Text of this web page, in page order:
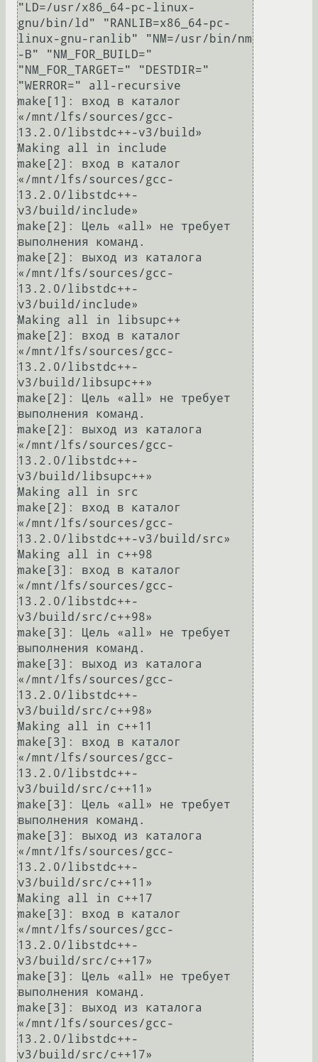
"LD=/usr/x86_64-pc-linux-
gnu/bin/ld" "RANLIB=x86_64-pc-
linux-gnu-ranlib" "NM=/usr/bin/nm
-B" "NM_FOR_BUILD="
"NM_FOR_TARGET=" "DESTDIR="
"WERROR=" all-recursive
make[1]: вход в каталог
«/mnt/lfs/sources/gcc-
13.2.0/libstdc++-v3/build»
Making all in include
make[2]: вход в каталог
«/mnt/lfs/sources/gcc-
13.2.0/libstdc++-
v3/build/include»
make[2]: Цель «all» не требует
выполнения команд.
make[2]: выход из каталога
«/mnt/lfs/sources/gcc-
13.2.0/libstdc++-
v3/build/include»
Making all in libsupc++
make[2]: вход в каталог
«/mnt/lfs/sources/gcc-
13.2.0/libstdc++-
v3/build/libsupc++»
make[2]: Цель «all» не требует
выполнения команд.
make[2]: выход из каталога
«/mnt/lfs/sources/gcc-
13.2.0/libstdc++-
v3/build/libsupc++»
Making all in src
make[2]: вход в каталог
«/mnt/lfs/sources/gcc-
13.2.0/libstdc++-v3/build/src»
Making all in c++98
make[3]: вход в каталог
«/mnt/lfs/sources/gcc-
13.2.0/libstdc++-
v3/build/src/c++98»
make[3]: Цель «all» не требует
выполнения команд.
make[3]: выход из каталога
«/mnt/lfs/sources/gcc-
13.2.0/libstdc++-
v3/build/src/c++98»
Making all in c++11
make[3]: вход в каталог
«/mnt/lfs/sources/gcc-
13.2.0/libstdc++-
v3/build/src/c++11»
make[3]: Цель «all» не требует
выполнения команд.
make[3]: выход из каталога
«/mnt/lfs/sources/gcc-
13.2.0/libstdc++-
v3/build/src/c++11»
Making all in c++17
make[3]: вход в каталог
«/mnt/lfs/sources/gcc-
13.2.0/libstdc++-
v3/build/src/c++17»
make[3]: Цель «all» не требует
выполнения команд.
make[3]: выход из каталога
«/mnt/lfs/sources/gcc-
13.2.0/libstdc++-
v3/build/src/c++17»